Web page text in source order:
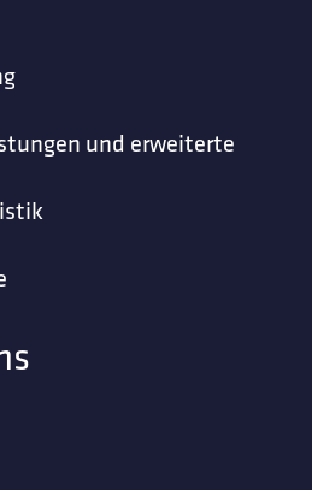
und erweiterte